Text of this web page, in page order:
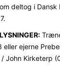
deltog i
ejerne
John Kirketerp